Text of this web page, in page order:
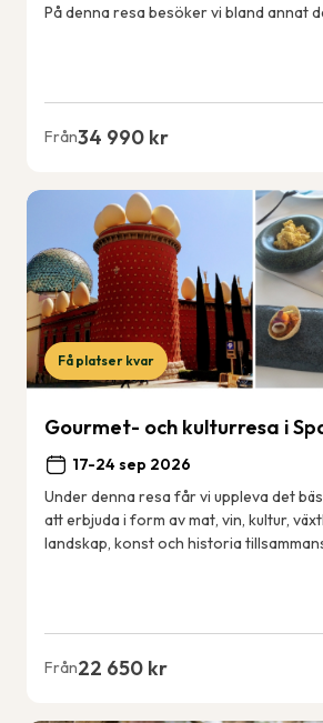
På denna resa besöker vi bland annat
Från34 990 kr
Få platser kvar
Gourmet- och kulturresa i
17-24 sep 2026
Under denna resa får vi uppleva det
att erbjuda i form av mat, vin, kultur,
landskap, konst och historia
Från22 650 kr